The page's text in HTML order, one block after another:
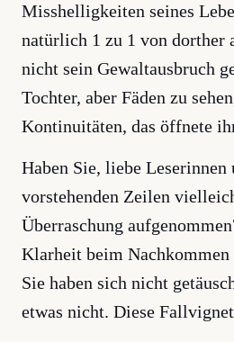
Misshelligkeiten seines
natürlich 1 zu 1 von dorther
nicht sein Gewaltausbruch
Tochter, aber Fäden zu
Kontinuitäten, das öffnete
Haben Sie, liebe Leserinnen
vorstehenden Zeilen
Überraschung
Klarheit beim Nachkommen
Sie haben sich nicht
etwas nicht. Diese